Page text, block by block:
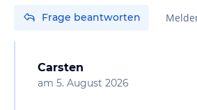
Frage beantworten
Carsten
am 5. August 2026